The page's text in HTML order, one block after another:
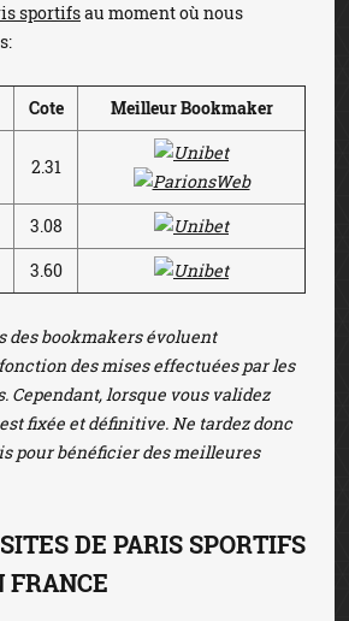
sportifsau moment où nous
Cote Meilleur Bookmaker
2.31
3.08
3.60
des bookmakers évoluent
des mises effectuées par les
Cependant, lorsque vous validez
fixée et définitive. Ne tardez donc
pour bénéficier des meilleures
DE PARIS SPORTIFS
FRANCE